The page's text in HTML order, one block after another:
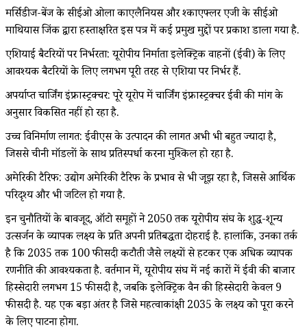
मर्सिडीज-बेंज के सीईओ ओला काएलैनियस और श्काएफ्लर एजी के सीईओ
माथियास जिंक द्वारा हस्ताक्षरित इस पत्र में कई प्रमुख मुद्दों पर प्रकाश डाला गया है.
एशियाई बैटरियों पर निर्भरता: यूरोपीय निर्माता इलेक्ट्रिक वाहनों (ईवी) के लिए
आवश्यक बैटरियों के लिए लगभग पूरी तरह से एशिया पर निर्भर हैं.
अपर्याप्त चार्जिंग इंफ्रास्ट्रक्चर: पूरे यूरोप में चार्जिंग इंफ्रास्ट्रक्चर ईवी की मांग के
अनुसार विकसित नहीं हो रहा है.
उच्च विनिर्माण लागत: ईवीएस के उत्पादन की लागत अभी भी बहुत ज्यादा है,
जिससे चीनी मॉडलों के साथ प्रतिस्पर्धा करना मुश्किल हो रहा है.
अमेरिकी टैरिफ: उद्योग अमेरिकी टैरिफ के प्रभाव से भी जूझ रहा है, जिससे आर्थिक
परिदृश्य और भी जटिल हो गया है.
इन चुनौतियों के बावजूद, ऑटो समूहों ने 2050 तक यूरोपीय संघ के शुद्ध-शून्य
उत्सर्जन के व्यापक लक्ष्य के प्रति अपनी प्रतिबद्धता दोहराई है. हालांकि, उनका तर्क
है कि 2035 तक 100 फीसदी कटौती जैसे लक्ष्यों से हटकर एक अधिक व्यापक
रणनीति की आवश्यकता है. वर्तमान में, यूरोपीय संघ में नई कारों में ईवी की बाजार
हिस्सेदारी लगभग 15 फीसदी है, जबकि इलेक्ट्रिक वैन की हिस्सेदारी केवल 9
फीसदी है. यह एक बड़ा अंतर है जिसे महत्वाकांक्षी 2035 के लक्ष्य को पूरा करने
के लिए पाटना होगा.